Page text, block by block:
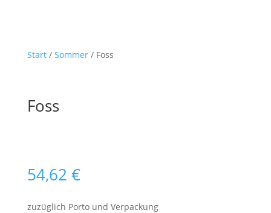
Start/ Sommer/ Foss
Foss
54,62 €
zuzüglich Porto und Verpackung